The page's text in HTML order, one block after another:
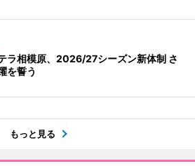
ラ相模原、2026/27シーズン新体制 さ
を誓う
もっと見る